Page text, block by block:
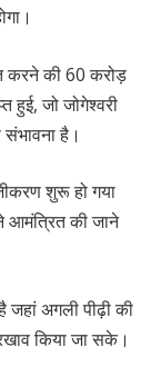
करने की 60 करोड़
हुई, जो जोगेश्वरी
है।
शुरू हो गया
आमंत्रित की जाने
जहां अगली पीढ़ी की
किया जा सके।